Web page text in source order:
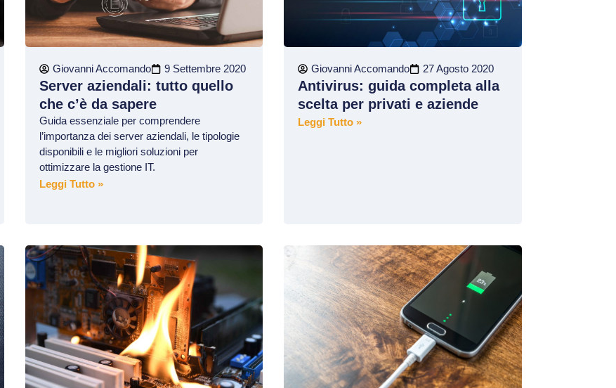
Giovanni Accomando 9 Settembre 2020
Server aziendali: tutto quello
che c’è da sapere
Guida essenziale per comprendere
l’importanza dei server aziendali, le tipologie
disponibili e le migliori soluzioni per
ottimizzare la gestione IT.
Leggi Tutto »
Giovanni Accomando 27 Agosto 2020
Antivirus: guida completa alla
scelta per privati e aziende
Leggi Tutto »